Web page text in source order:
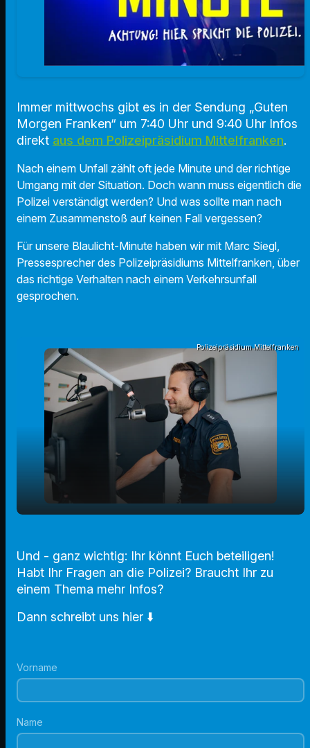
Immer mittwochs gibt es in der Sendung „Guten
Morgen Franken“ um 7:40 Uhr und 9:40 Uhr Infos
direkt aus dem Polizeipräsidium Mittelfranken.
Nach einem Unfall zählt oft jede Minute und der richtige
Umgang mit der Situation. Doch wann muss eigentlich die
Polizei verständigt werden? Und was sollte man nach
einem Zusammenstoß auf keinen Fall vergessen?
Für unsere Blaulicht-Minute haben wir mit Marc Siegl,
Pressesprecher des Polizeipräsidiums Mittelfranken, über
das richtige Verhalten nach einem Verkehrsunfall
gesprochen.
Polizeipräsidium Mittelfranken
00:00 03:09
Und - ganz wichtig: Ihr könnt Euch beteiligen!
Habt Ihr Fragen an die Polizei? Braucht Ihr zu
einem Thema mehr Infos?
Dann schreibt uns hier ⬇️
Vorname
Name